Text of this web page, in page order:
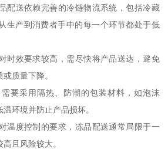
配送依赖完善的冷链物流系统，包括冷藏
生产到消费者手中的每一个环节都处于低
时效要求较高，需尽快将产品送达，避免
质量下降。
要采用隔热、防潮的包装材料，如泡沫
环境并防止产品损坏。
温度控制的要求，冻品配送通常局限于一
且风险较大。